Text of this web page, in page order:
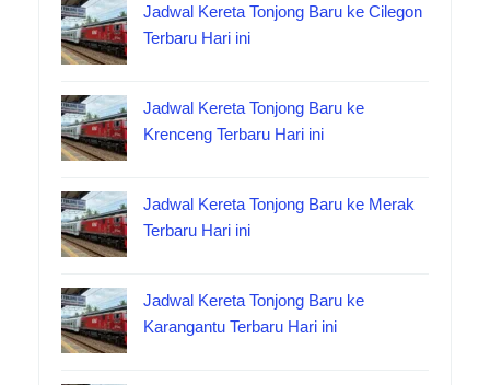
Jadwal Kereta Tonjong Baru ke Cilegon
Terbaru Hari ini
Jadwal Kereta Tonjong Baru ke
Krenceng Terbaru Hari ini
Jadwal Kereta Tonjong Baru ke Merak
Terbaru Hari ini
Jadwal Kereta Tonjong Baru ke
Karangantu Terbaru Hari ini